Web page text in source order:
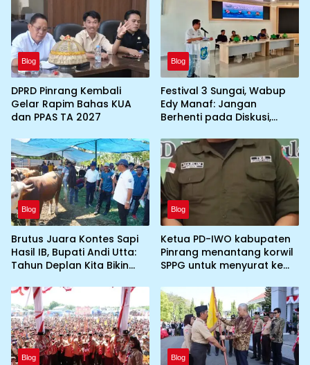
Blog
DPRD Pinrang Kembali
Gelar Rapim Bahas KUA
dan PPAS TA 2027
Blog
Festival 3 Sungai, Wabup
Edy Manaf: Jangan
Berhenti pada Diskusi,
Blog
Brutus Juara Kontes Sapi
Hasil IB, Bupati Andi Utta:
Tahun Deplan Kita Bikin
Blog
Ketua PD-IWO kabupaten
Pinrang menantang korwil
SPPG untuk menyurat ke
yang tidak memenuhi
syarat standar dan
persyaratan teknis
Blog Blog